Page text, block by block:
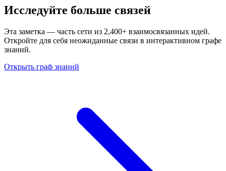
Исследуйте больше связей
Эта заметка — часть сети из 2,400+ взаимосвязанных идей.
Откройте для себя неожиданные связи в интерактивном графе
знаний.
Открыть граф знаний